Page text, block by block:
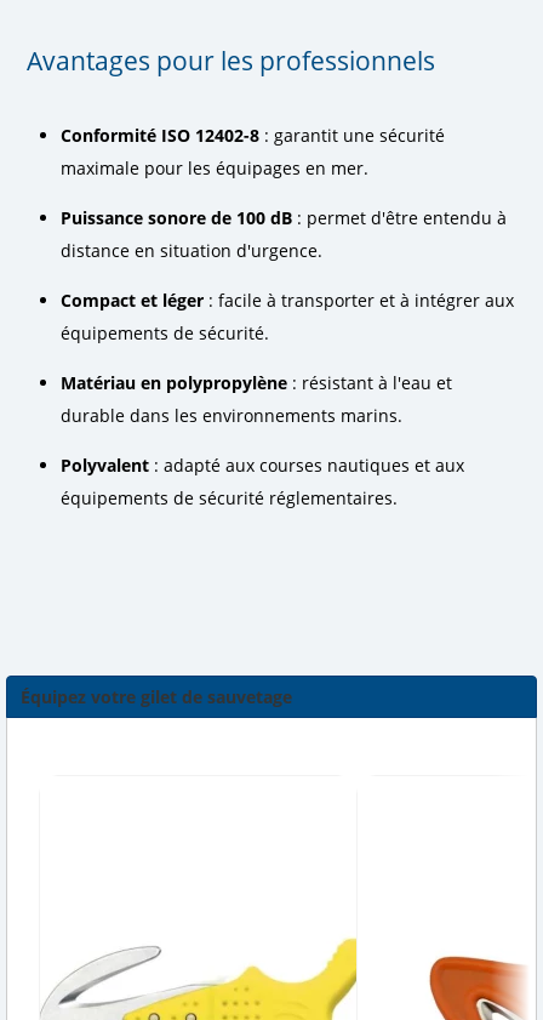
Avantages pour les professionnels
Conformité ISO 12402-8 : garantit une sécurité
maximale pour les équipages en mer.
Puissance sonore de 100 dB : permet d'être entendu à
distance en situation d'urgence.
Compact et léger : facile à transporter et à intégrer aux
équipements de sécurité.
Matériau en polypropylène : résistant à l'eau et
durable dans les environnements marins.
Polyvalent : adapté aux courses nautiques et aux
équipements de sécurité réglementaires.
Équipez votre gilet de sauvetage